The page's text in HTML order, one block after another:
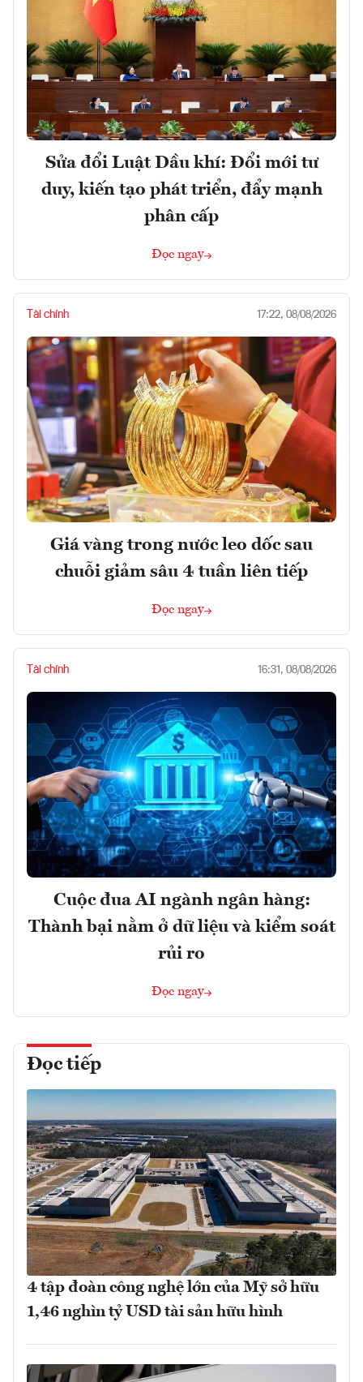
Sửa đổi Luật Dầu khí: Đổi mới tư
duy, kiến tạo phát triển, đẩy mạnh
phân cấp
Đọc ngay
Tài chính 17:22, 08/08/2026
Giá vàng trong nước leo dốc sau
chuỗi giảm sâu 4 tuần liên tiếp
Đọc ngay
Tài chính 16:31, 08/08/2026
Cuộc đua AI ngành ngân hàng:
Thành bại nằm ở dữ liệu và kiểm soát
rủi ro
Đọc ngay
Đọc tiếp
4 tập đoàn công nghệ lớn của Mỹ sở hữu
1,46 nghìn tỷ USD tài sản hữu hình